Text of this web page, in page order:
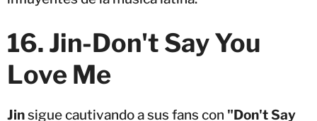
16. Jin-Don't Say You
Love Me
Jinsigue cautivando a sus fans con "Don't Say